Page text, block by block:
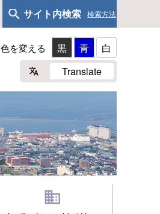
サイト内検索 検索方法
色を変える 黒 青
白
Translate